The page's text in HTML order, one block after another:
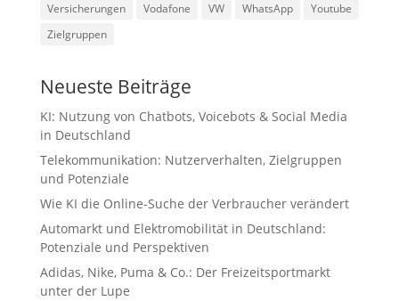
Versicherungen
Vodafone VW WhatsApp
Youtube
Zielgruppen
Neueste Beiträge
KI: Nutzung von Chatbots, Voicebots & Social Media
in Deutschland
Telekommunikation: Nutzerverhalten, Zielgruppen
und Potenziale
Wie KI die Online-Suche der Verbraucher verändert
Automarkt und Elektromobilität in Deutschland:
Potenziale und Perspektiven
Adidas, Nike, Puma & Co.: Der Freizeitsportmarkt
unter der Lupe